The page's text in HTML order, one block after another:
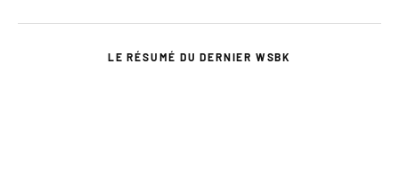
LE RÉSUMÉ DU DERNIER WSBK